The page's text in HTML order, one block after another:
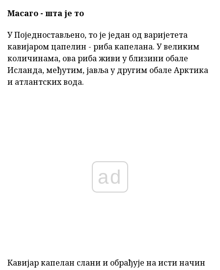
Масаго - шта је то
У Поједностављено, то је један од варијетета
кавијаром цапелин - риба капелана. У великим
количинама, ова риба живи у близини обале
Исланда, међутим, јавља у другим обале Арктика
и атлантских вода.
ad
Кавијар капелан слани и обрађује на исти начин